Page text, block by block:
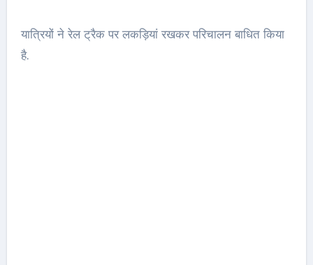
यात्रियों ने रेल ट्रैक पर लकड़ियां रखकर परिचालन बाधित किया
है.